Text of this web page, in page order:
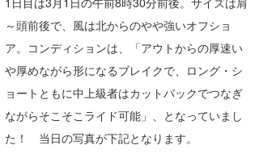
～頭前後で、風は北からのやや強いオフショ
ア。コンディションは、「アウトからの厚速い
や厚めながら形になるブレイクで、ロング・シ
ョートともに中上級者はカットバックでつなぎ
ながらそこそこライド可能」、となっていまし
た！ 当日の写真が下記となります。
熊谷素子
植村未来
NOBUFUKU
大野”MAR”修聖
喜納海人
ECE
G◎Da
H
KID